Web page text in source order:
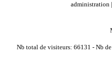
administration
Nb total de visiteurs: 66131 - Nb